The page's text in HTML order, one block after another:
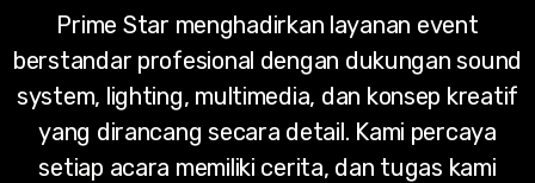
dengan fokus pada detail dan kepuasan
pelanggan.
Hubungi Kami
Prime Star menghadirkan layanan event
berstandar profesional dengan dukungan sound
system, lighting, multimedia, dan konsep kreatif
yang dirancang secara detail. Kami percaya
setiap acara memiliki cerita, dan tugas kami